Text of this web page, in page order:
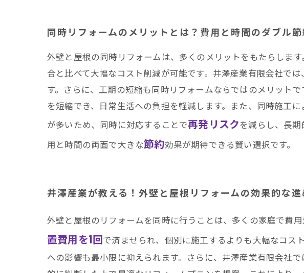
同時リフォームのメリットとは？費用と時間のダブル
外壁と屋根の同時リフォームは、多くのメリットをもたらしま
合と比べて大幅なコスト削減が可能です。井澤産業有限会社で
す。さらに、工期の短縮も同時リフォームならではのメリット
を短縮でき、日常生活への負担を軽減します。また、同時施工
が多いため、同時に対応することで再発リスクを減らし、長
用と時間の両面で大きな節約効果が期待できる賢い選択です。
井澤産業が教える！外壁と屋根リフォームの効果的な進
外壁と屋根のリフォームを同時に行うことは、多くの家庭で費
置費用を1回で済ませられ、個別に施工するよりも大幅なコス
への影響も最小限に抑えられます。さらに、井澤産業有限会社